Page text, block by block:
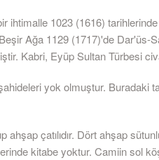
ihtimalle 1023 (1616) tarihlerinde
Ağa 1129 (1717)'de Dar'üs-
Kabri, Eyüp Sultan Türbesi
yok olmuştur. Buradaki
ahşap çatılıdır. Dört ahşap
kitabe yoktur. Camiin sol